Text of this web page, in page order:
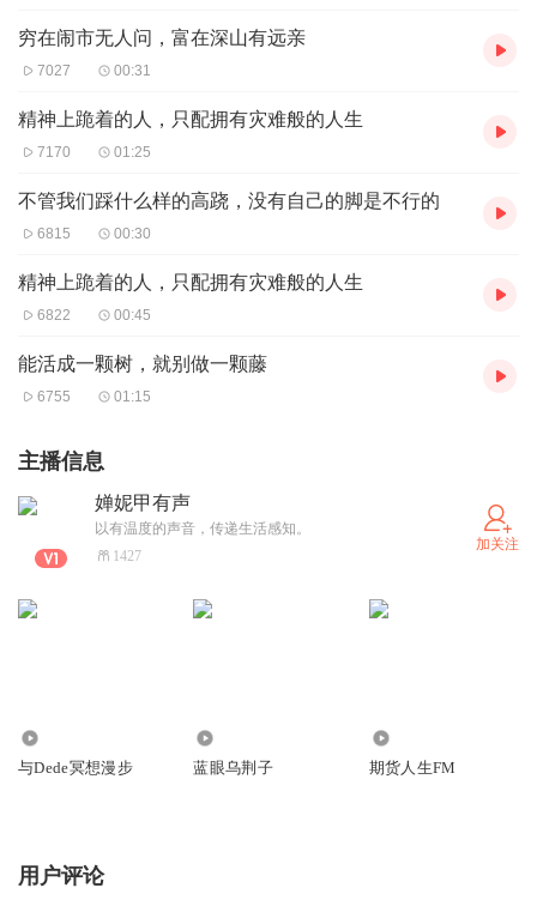
穷在闹市无人问，富在深山有远亲
7027 00:31
精神上跪着的人，只配拥有灾难般的人生
7170 01:25
不管我们踩什么样的高跷，没有自己的脚是不行的
6815 00:30
精神上跪着的人，只配拥有灾难般的人生
6822 00:45
能活成一颗树，就别做一颗藤
6755 01:15
主播信息
婵妮甲有声
以有温度的声音，传递生活感知。
1427
加关注
与Dede冥想漫步 蓝眼乌荆子 期货人生FM
用户评论